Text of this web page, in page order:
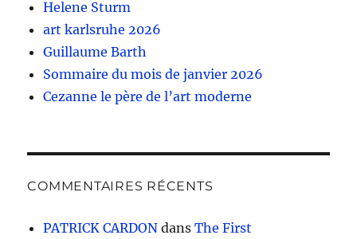
Helene Sturm
art karlsruhe 2026
Guillaume Barth
Sommaire du mois de janvier 2026
Cezanne le père de l’art moderne
COMMENTAIRES RÉCENTS
PATRICK CARDON dansThe First